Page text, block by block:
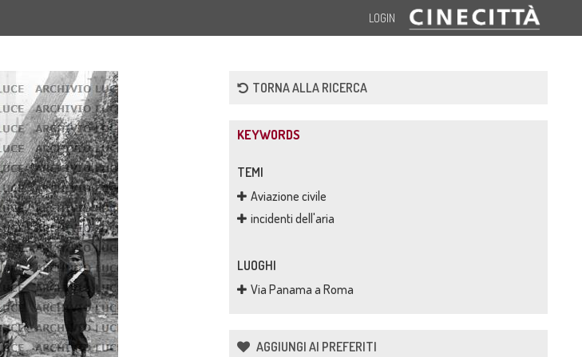
LOGIN
TORNA ALLA RICERCA
KEYWORDS
TEMI
Aviazione civile
incidenti dell'aria
LUOGHI
Via Panama a Roma
AGGIUNGI AI PREFERITI